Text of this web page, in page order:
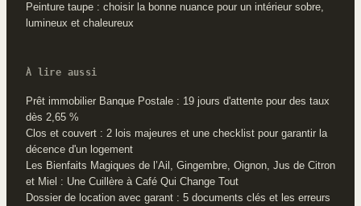
Peinture taupe : choisir la bonne nuance pour un intérieur sobre,
lumineux et chaleureux
À lire aussi
Prêt immobilier Banque Postale : 19 jours d'attente pour des taux
dès 2,65 %
Clos et couvert : 2 lois majeures et une checklist pour garantir la
décence d'un logement
Les Bienfaits Magiques de l’Ail, Gingembre, Oignon, Jus de Citron
et Miel : Une Cuillère à Café Qui Change Tout
Dossier de location avec garant : 5 documents clés et les erreurs